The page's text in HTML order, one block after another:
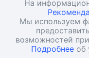
На
Мы используем
возможностей
Подробнее об